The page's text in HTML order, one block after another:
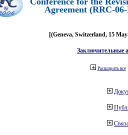
Agreement (RRC-
[(Geneva, Switzerland, 15
Заключительные
Расширить все